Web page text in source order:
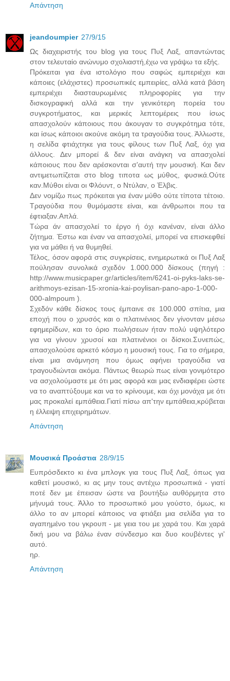
Απάντηση
jeandoumpier 27/9/15
Ως διαχειριστής του blog για τους Πυξ Λαξ, απαντώντας
στον τελευταίο ανώνυμο σχολιαστή,έχω να γράψω τα εξής.
Πρόκειται για ένα ιστολόγιο που σαφώς εμπεριέχει και
κάποιες (ελάχιστες) προσωπικές εμπειρίες, αλλά κατά βάση
εμπεριέχει διασταυρωμένες πληροφορίες για την
δισκογραφική αλλά και την γενικότερη πορεία του
συγκροτήματος, και μερικές λεπτομέρεις που ίσως
απασχολούν κάποιους που άκουγαν το συγκρότημα τότε,
και ίσως κάποιοι ακούνε ακόμη τα τραγούδια τους. Άλλωστε,
η σελίδα φτιάχτηκε για τους φίλους των Πυξ Λαξ, όχι για
άλλους. Δεν μπορεί & δεν είναι ανάγκη να απασχολεί
κάποιους που δεν αρέσκονται σ'αυτή την μουσική. Και δεν
αντιμετωπίζεται στο blog τιποτα ως μύθος, φυσικά.Ούτε
καν.Μύθοι είναι οι Φλόυντ, ο Ντύλαν, ο Έλβις.
Δεν νομίζω πως πρόκειται για έναν μύθο ούτε τίποτα τέτοιο.
Τραγούδια που θυμόμαστε είναι, και άνθρωποι που τα
έφτιαξαν.Απλά.
Τώρα άν απασχολεί το έργο ή όχι κανέναν, είναι άλλο
ζήτημα. Έστω και έναν να απασχολεί, μπορεί να επισκεφθεί
για να μάθει ή να θυμηθεί.
Τέλος, όσον αφορά στις συγκρίσεις, ενημερωτικά οι Πυξ Λαξ
πούλησαν συνολικά σχεδόν 1.000.000 δίσκους (πηγή :
http://www.musicpaper.gr/articles/item/6241-oi-pyks-laks-se-
arithmoys-ezisan-15-xronia-kai-poylisan-pano-apo-1-000-
000-almpoum ).
Σχεδόν κάθε δίσκος τους έμπαινε σε 100.000 σπίτια, μια
εποχή που ο χρυσός και ο πλατινένιος δεν γίνονταν μέσω
εφημερίδων, και το όριο πωλήσεων ήταν πολύ υψηλότερο
για να γίνουν χρυσοί και πλατινένιοι οι δίσκοι.Συνεπώς,
απασχολούσε αρκετό κόσμο η μουσική τους. Για το σήμερα,
είναι μια ανάμνηση που όμως αφήνει τραγούδια να
τραγουδιώνται ακόμα. Πάντως θεωρώ πως είναι γονιμότερο
να ασχολούμαστε με ότι μας αφορά και μας ενδιαφέρει ώστε
να το αναπτύξουμε και να το κρίνουμε, και όχι μονάχα με ότι
μας προκαλεί εμπάθεια.Γιατί πίσω απ'την εμπάθεια,κρύβεται
η έλλειψη επιχειρημάτων.
Απάντηση
Μουσικά Προάστια 28/9/15
Ευπρόσδεκτο κι ένα μπλογκ για τους Πυξ Λαξ, όπως για
καθετί μουσικό, κι ας μην τους αντέχω προσωπικά - γιατί
ποτέ δεν με έπεισαν ώστε να βουτήξω αυθόρμητα στο
μήνυμά τους. Άλλο το προσωπικό μου γούστο, όμως, κι
άλλο το αν μπορεί κάποιος να φτιάξει μια σελίδα για το
αγαπημένο του γκρουπ - με γεια του με χαρά του. Και χαρά
δική μου να βάλω έναν σύνδεσμο και δυο κουβέντες γι'
αυτό.
ηρ.
Απάντηση